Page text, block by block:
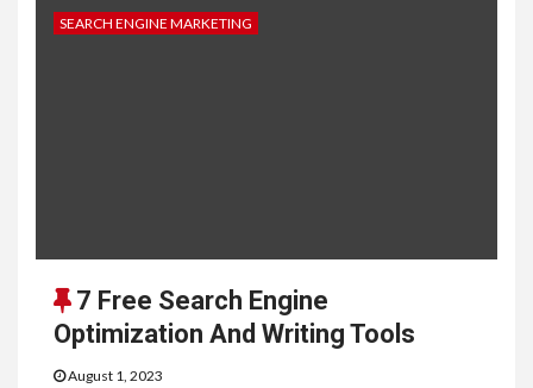
SEARCH ENGINE MARKETING
7 Free Search Engine
Optimization And Writing Tools
August 1, 2023